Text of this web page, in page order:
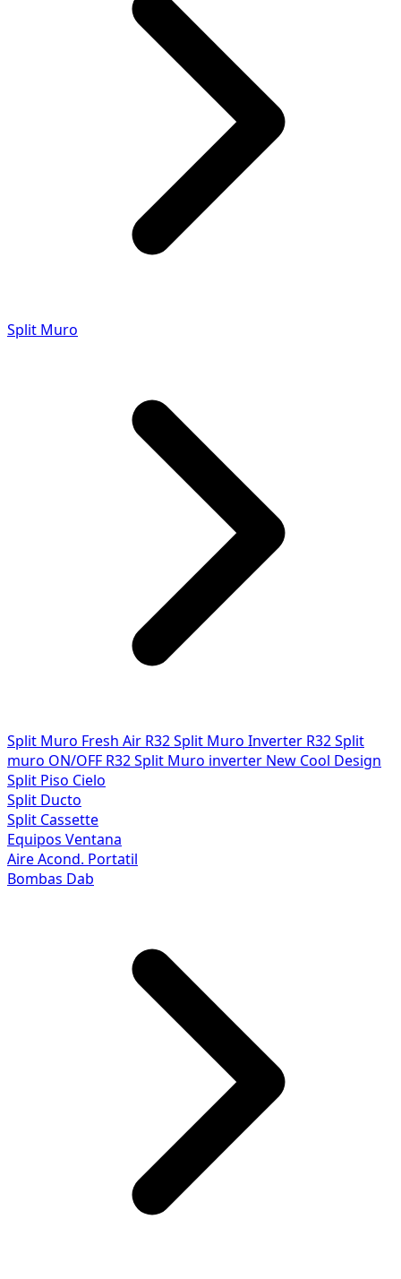
Split Muro
Split Muro Fresh Air R32Split Muro Inverter R32Split
muro ON/OFF R32Split Muro inverter New Cool Design
Split Piso Cielo
Split Ducto
Split Cassette
Equipos Ventana
Aire Acond. Portatil
Bombas Dab